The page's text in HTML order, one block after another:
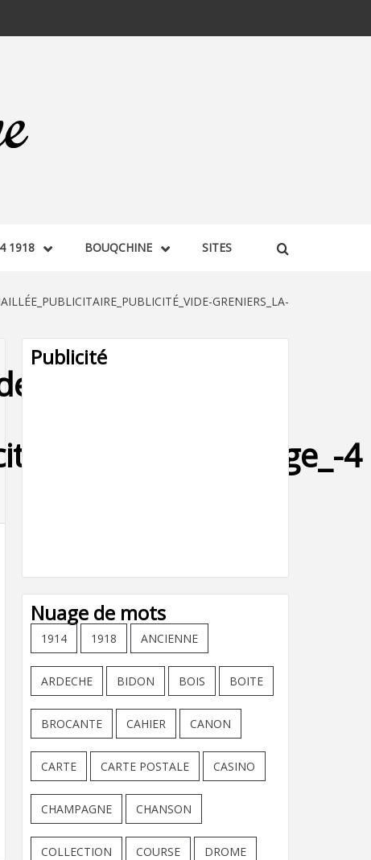
1918 BOUQCHINE SITES
GRENIERS_LA-
4
Publicité
Nuage de mots
1914 1918 ANCIENNE
ARDECHE BIDON BOIS BOITE
BROCANTE CAHIER CANON
CARTE CARTE POSTALE CASINO
CHAMPAGNE CHANSON
COLLECTION COURSE DROME